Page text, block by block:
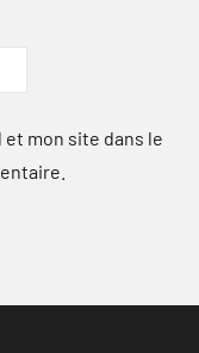
mon site dans le